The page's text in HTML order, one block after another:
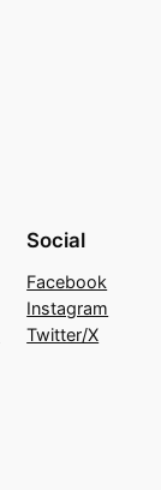
Social
Facebook
Instagram
Twitter/X